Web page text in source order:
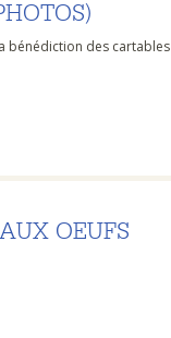
bénédiction des cartables
OEUFS